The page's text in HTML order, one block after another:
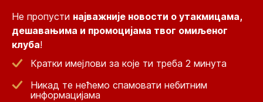
Не пропусти најважније новости о утакмицама,
дешавањима и промоцијама твог омиљеног
клуба!
Кратки имејлови за које ти треба 2 минута
Никад те нећемо спамовати небитним
информацијама